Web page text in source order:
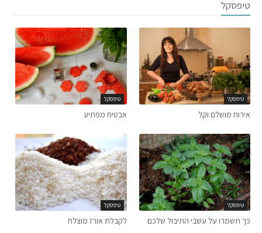
טיפסקל
טיפסקל
אירוח מושלם וקל
טיפסקל
אבטיח מפתיע
טיפסקל
כך תשמרו על עשבי התיבול שלכם
טיפסקל
לקבלת אורז מוצלח